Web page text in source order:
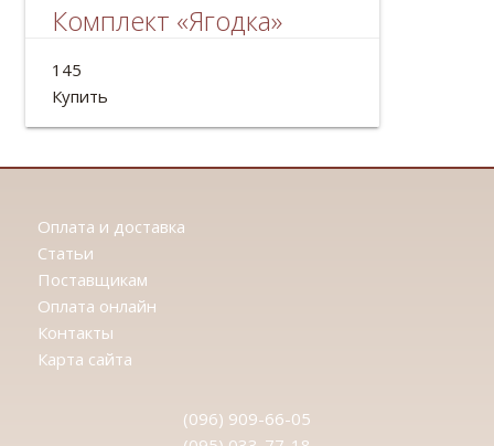
Комплект «Ягодка»
Украинский комплект: бусы и браслет.
Материал: дерево.
145
Купить
Оплата и доставка
Статьи
Поставщикам
Оплата онлайн
Контакты
Карта сайта
(096) 909-66-05